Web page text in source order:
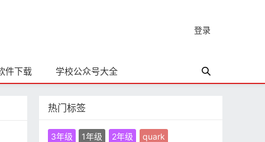
登录
件下载 学校公众号大全
热门标签
3年级 1年级 2年级
quark